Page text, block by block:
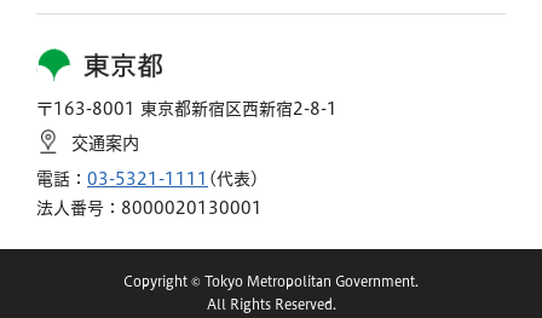
東京都
〒163-8001 東京都新宿区西新宿2-8-1
交通案内
電話： 03-5321-1111 (代表)
法人番号：8000020130001
Copyright © Tokyo Metropolitan Government.
All Rights Reserved.